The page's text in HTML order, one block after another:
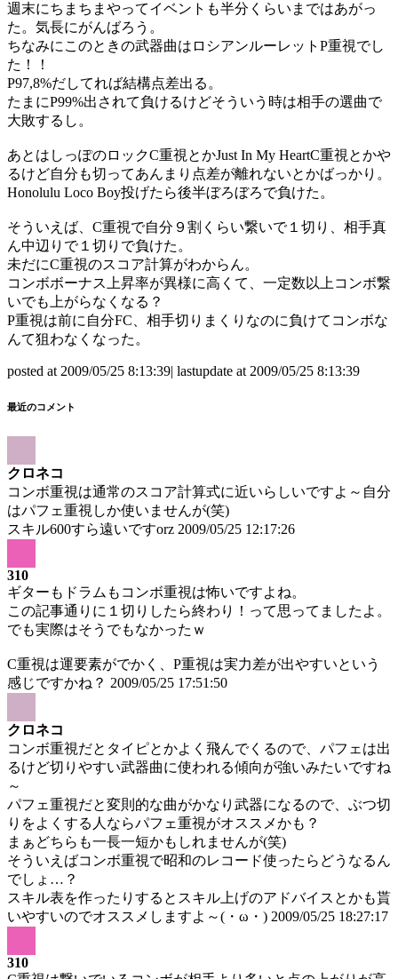
週末にちまちまやってイベントも半分くらいまではあがっ
た。気長にがんばろう。
ちなみにこのときの武器曲はロシアンルーレットP重視でし
た！！
P97,8%だしてれば結構点差出る。
たまにP99%出されて負けるけどそういう時は相手の選曲で
大敗するし。
あとはしっぽのロックC重視とかJust In My HeartC重視とかや
るけど自分も切ってあんまり点差が離れないとかばっかり。
Honolulu Loco Boy投げたら後半ぼろぼろで負けた。
そういえば、C重視で自分９割くらい繋いで１切り、相手真
ん中辺りで１切りで負けた。
未だにC重視のスコア計算がわからん。
コンボボーナス上昇率が異様に高くて、一定数以上コンボ繋
いでも上がらなくなる？
P重視は前に自分FC、相手切りまくりなのに負けてコンボな
んて狙わなくなった。
posted at 2009/05/25 8:13:39| lastupdate at 2009/05/25 8:13:39
最近のコメント
クロネコ
コンボ重視は通常のスコア計算式に近いらしいですよ～自分
はパフェ重視しか使いませんが(笑)
スキル600すら遠いですorz 2009/05/25 12:17:26
310
ギターもドラムもコンボ重視は怖いですよね。
この記事通りに１切りしたら終わり！って思ってましたよ。
でも実際はそうでもなかったｗ
C重視は運要素がでかく、P重視は実力差が出やすいという
感じですかね？ 2009/05/25 17:51:50
クロネコ
コンボ重視だとタイピとかよく飛んでくるので、パフェは出
るけど切りやすい武器曲に使われる傾向が強いみたいですね
～
パフェ重視だと変則的な曲がかなり武器になるので、ぶつ切
りをよくする人ならパフェ重視がオススメかも？
まぁどちらも一長一短かもしれませんが(笑)
そういえばコンボ重視で昭和のレコード使ったらどうなるん
でしょ…？
スキル表を作ったりするとスキル上げのアドバイスとかも貰
いやすいのでオススメしますよ～(・ω・) 2009/05/25 18:27:17
310